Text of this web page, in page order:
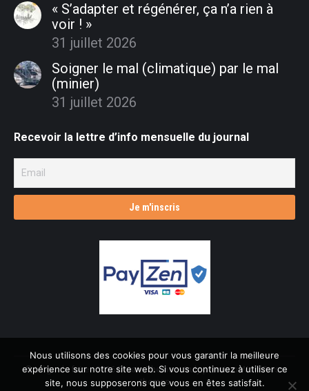
« S’adapter et régénérer, ça n’a rien à
voir ! »
31 juillet 2026
Soigner le mal (climatique) par le mal
(minier)
31 juillet 2026
Recevoir la lettre d’info mensuelle du journal
© L'âge de faire - 2026 Dream-Theme — trulypremium WordPress
themes
Nous utilisons des cookies pour vous garantir la meilleure
expérience sur notre site web. Si vous continuez à utiliser ce
site, nous supposerons que vous en êtes satisfait.